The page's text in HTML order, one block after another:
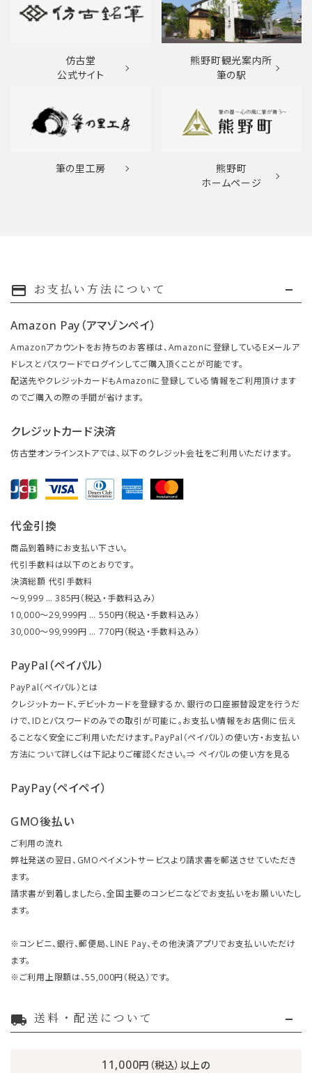
仿古堂
公式サイト
熊野町観光案内所
筆の駅
筆の里工房
熊野町
ホームページ
payment お支払い方法について
Amazon Pay（アマゾンペイ）
Amazonアカウントをお持ちのお客様は、Amazonに登録しているEメールア
ドレスとパスワードでログインしてご購入頂くことが可能です。
配送先やクレジットカードもAmazonに登録している情報をご利用頂けます
のでご購入の際の手間が省けます。
クレジットカード決済
仿古堂オンラインストアでは、以下のクレジット会社をご利用いただけます。
代金引換
商品到着時にお支払い下さい。
代引手数料は以下のとおりです。
決済総額 代引手数料
～9,999 … 385円（税込・手数料込み）
10,000～29,999円 … 550円（税込・手数料込み）
30,000～99,999円 … 770円（税込・手数料込み）
PayPal（ペイパル）
PayPal（ペイパル）とは
クレジットカード、デビットカードを登録するか、銀行の口座振替設定を行うだ
けで、IDとパスワードのみでの取引が可能に。お支払い情報をお店側に伝え
ることなく安全にご利用いただけます。PayPal（ペイパル）の使い方・お支払い
方法について詳しくは下記よりご確認ください。⇒ ペイパルの使い方を見る
PayPay（ペイペイ）
GMO後払い
ご利用の流れ
弊社発送の翌日、GMOペイメントサービスより請求書を郵送させていただき
ます。
請求書が到着しましたら、全国主要のコンビニなどでお支払いをお願いいたし
ます。
※コンビニ、銀行、郵便局、LINE Pay、その他決済アプリでお支払いいただけ
ます。
※ご利用上限額は、55,000円（税込）です。
local_shipping 送料・配送について
11,000円（税込）以上の